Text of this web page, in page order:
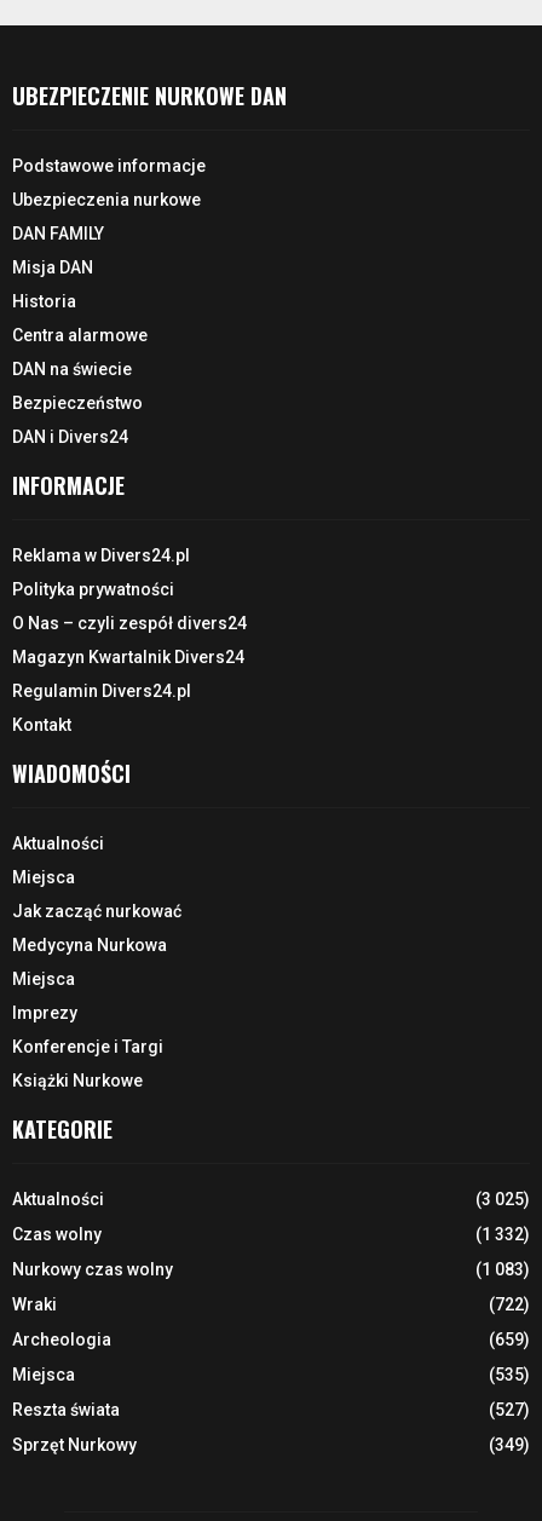
UBEZPIECZENIE NURKOWE DAN
Podstawowe informacje
Ubezpieczenia nurkowe
DAN FAMILY
Misja DAN
Historia
Centra alarmowe
DAN na świecie
Bezpieczeństwo
DAN i Divers24
INFORMACJE
Reklama w Divers24.pl
Polityka prywatności
O Nas – czyli zespół divers24
Magazyn Kwartalnik Divers24
Regulamin Divers24.pl
Kontakt
WIADOMOŚCI
Aktualności
Miejsca
Jak zacząć nurkować
Medycyna Nurkowa
Miejsca
Imprezy
Konferencje i Targi
Książki Nurkowe
KATEGORIE
Aktualności
(3 025)
Czas wolny
(1 332)
Nurkowy czas wolny
(1 083)
Wraki
(722)
Archeologia
(659)
Miejsca
(535)
Reszta świata
(527)
Sprzęt Nurkowy
(349)